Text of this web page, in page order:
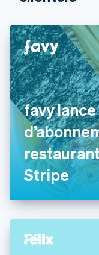
favy
Stripe
EnglishFrançais
Chine
简体中文English
Chypre
English
Croatie
EnglishItaliano
Danemark
English
Émirats arabes
English
Espagne
EspañolEnglish
English
États-Unis
Finlande